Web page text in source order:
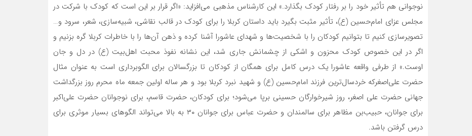
نوجوانی هم تأثیر خود را بر رفتار کودک بگذارد.» این کارشناس مذهبی می‌افزاید: «اگر قرار بر این است که کودک با شرکت در
مجلس عزای امام‌حسین (ع)، تأثیر مثبت بگیرد باید داستان کربلا را برای کودک در قالب نقاشی، شبیه‌سازی، شعر، سرود و…
تصویرسازی کنیم تا بتوانیم کودکان را با شخصیت‌ها و شهدای عاشورا آشنا کرده و ذهن آن‌ها را با خاطرات کربلا گره بزنیم و
اگر در این خصوص کودک محزون و اشکی از چشمانش جاری شد، این نشانه نفوذ محبت اهل‌بیت (ع) در دل و جان
اوست.» از طرفی واقعه عاشورا یک درس کامل برای همگان از کودکان تا بزرگسالان برای الگوبرداری است به عنوان مثال
حضرت علی‌اصغرکه خردسال‌ترین فرزند امام‌حسین (ع) و شهید نبرد کربلا بود و هر ساله اولین جمعه ماه محرم روز بزرگداشت
جهانی حضرت علی اصغر، روز شیرخوارگان حسینی برپا می‌شود؛ برای کودکان، حضرت قاسم، برای نوجوانان حضرت علی‌اکبر
برای جوانان، حبیب‌بن مظاهر برای سالمندان و حضرت عباس برای جوانان ۳۰ به بالا می‌تواند الگو‌های بسیار موثری برای
درس گرفتن باشد.